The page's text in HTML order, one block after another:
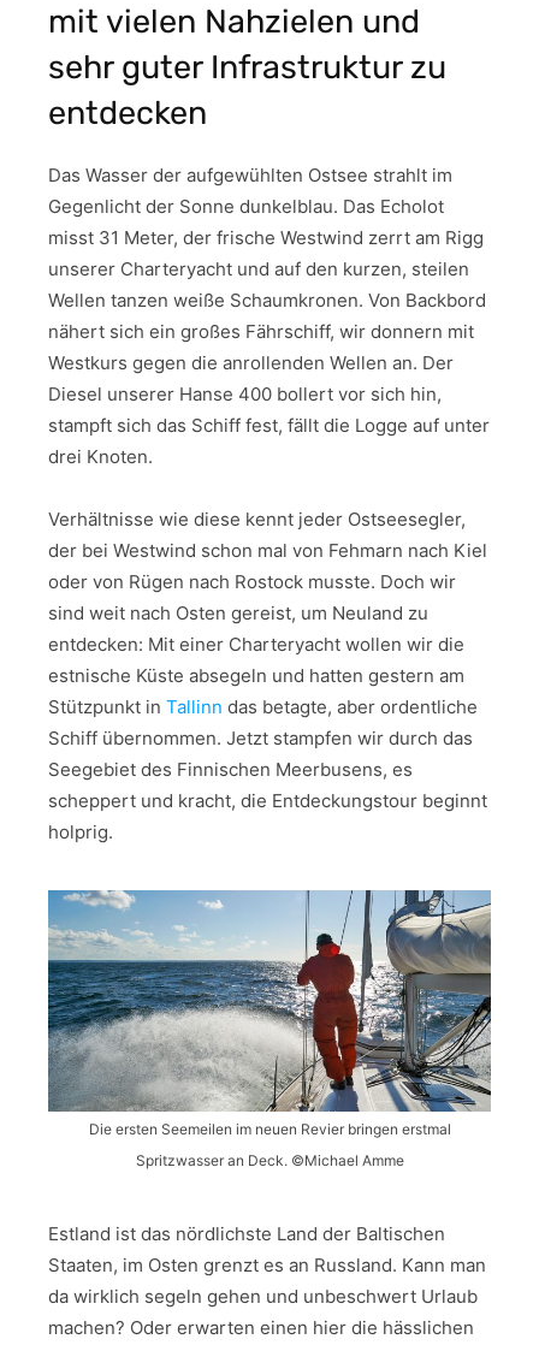
mit vielen Nahzielen und
sehr guter Infrastruktur zu
entdecken
Das Wasser der aufgewühlten Ostsee strahlt im
Gegenlicht der Sonne dunkelblau. Das Echolot
misst 31 Meter, der frische Westwind zerrt am Rigg
unserer Charteryacht und auf den kurzen, steilen
Wellen tanzen weiße Schaumkronen. Von Backbord
nähert sich ein großes Fährschiff, wir donnern mit
Westkurs gegen die anrollenden Wellen an. Der
Diesel unserer Hanse 400 bollert vor sich hin,
stampft sich das Schiff fest, fällt die Logge auf unter
drei Knoten.
Verhältnisse wie diese kennt jeder Ostseesegler,
der bei Westwind schon mal von Fehmarn nach Kiel
oder von Rügen nach Rostock musste. Doch wir
sind weit nach Osten gereist, um Neuland zu
entdecken: Mit einer Charteryacht wollen wir die
estnische Küste absegeln und hatten gestern am
Stützpunkt in Tallinn das betagte, aber ordentliche
Schiff übernommen. Jetzt stampfen wir durch das
Seegebiet des Finnischen Meerbusens, es
scheppert und kracht, die Entdeckungstour beginnt
holprig.
Die ersten Seemeilen im neuen Revier bringen erstmal
Spritzwasser an Deck. ©Michael Amme
Estland ist das nördlichste Land der Baltischen
Staaten, im Osten grenzt es an Russland. Kann man
da wirklich segeln gehen und unbeschwert Urlaub
machen? Oder erwarten einen hier die hässlichen